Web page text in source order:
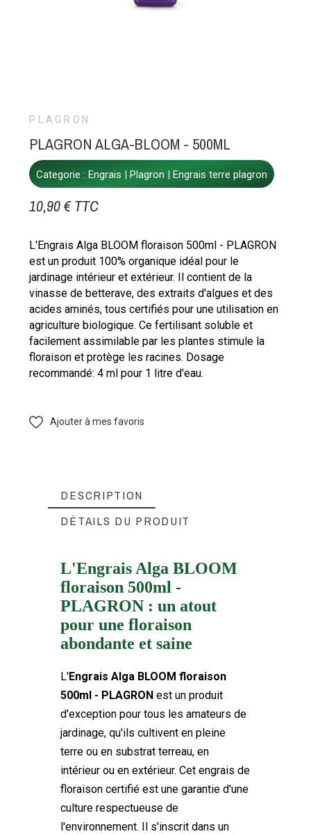
PLAGRON
PLAGRON ALGA-BLOOM - 500ML
Categorie :Engrais Plagron Engrais terre plagron
10,90 € TTC
L'Engrais Alga BLOOM floraison 500ml - PLAGRON
est un produit 100% organique idéal pour le
jardinage intérieur et extérieur. Il contient de la
vinasse de betterave, des extraits d'algues et des
acides aminés, tous certifiés pour une utilisation en
agriculture biologique. Ce fertilisant soluble et
facilement assimilable par les plantes stimule la
floraison et protège les racines. Dosage
recommandé: 4 ml pour 1 litre d'eau.
Ajouter à mes favoris
DESCRIPTION
DÉTAILS DU PRODUIT
L'Engrais Alga BLOOM
floraison 500ml -
PLAGRON : un atout
pour une floraison
abondante et saine
L'Engrais Alga BLOOM floraison
500ml - PLAGRON est un produit
d'exception pour tous les amateurs de
jardinage, qu'ils cultivent en pleine
terre ou en substrat terreau, en
intérieur ou en extérieur. Cet engrais de
floraison certifié est une garantie d'une
culture respectueuse de
l'environnement. Il s'inscrit dans un
Marque PLAGRON
RéférenceFTK-PGAF0500
En stock 16 Produits